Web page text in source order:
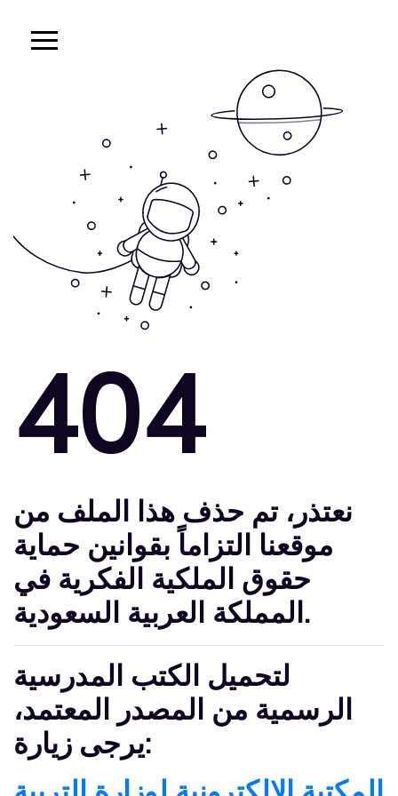
404
نعتذر، تم حذف هذا الملف من
موقعنا التزاماً بقوانين حماية
حقوق الملكية الفكرية في
المملكة العربية السعودية.
لتحميل الكتب المدرسية
الرسمية من المصدر المعتمد،
يرجى زيارة: